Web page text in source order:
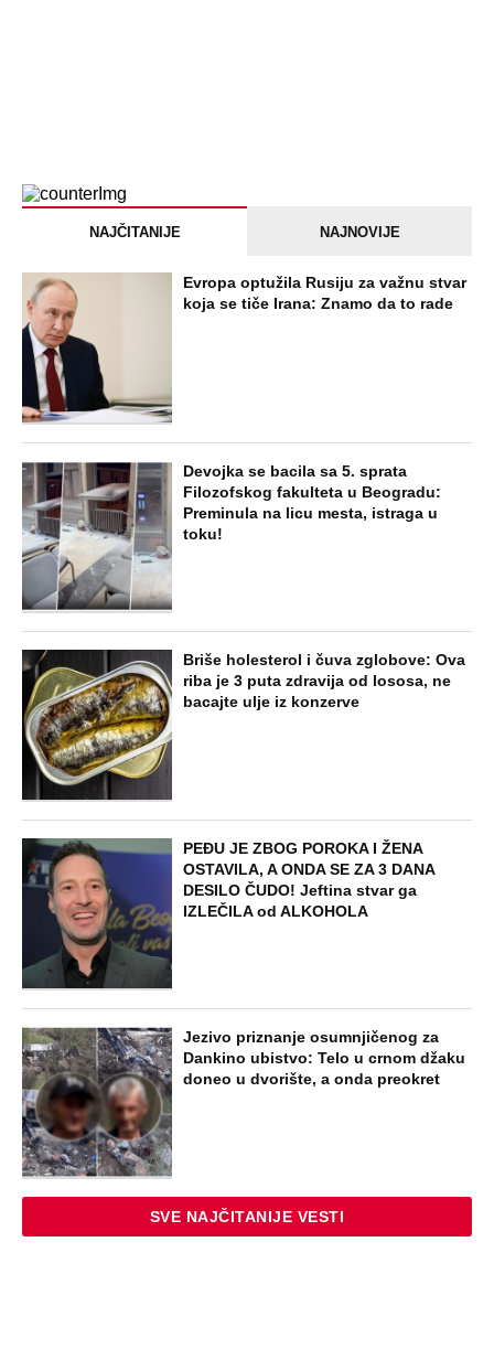
NAJČITANIJE NAJNOVIJE
Evropa optužila Rusiju za važnu stvar
koja se tiče Irana: Znamo da to rade
Devojka se bacila sa 5. sprata
Filozofskog fakulteta u Beogradu:
Preminula na licu mesta, istraga u
toku!
Briše holesterol i čuva zglobove: Ova
riba je 3 puta zdravija od lososa, ne
bacajte ulje iz konzerve
PEĐU JE ZBOG POROKA I ŽENA
OSTAVILA, A ONDA SE ZA 3 DANA
DESILO ČUDO! Jeftina stvar ga
IZLEČILA od ALKOHOLA
Jezivo priznanje osumnjičenog za
Dankino ubistvo: Telo u crnom džaku
doneo u dvorište, a onda preokret
SVE NAJČITANIJE VESTI